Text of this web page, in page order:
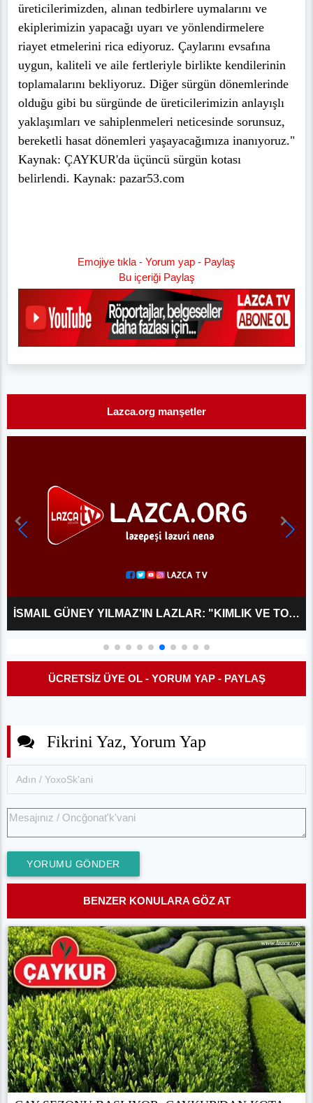
üreticilerimizden, alınan tedbirlere uymalarını ve
ekiplerimizin yapacağı uyarı ve yönlendirmelere
riayet etmelerini rica ediyoruz. Çaylarını evsafına
uygun, kaliteli ve aile fertleriyle birlikte kendilerinin
toplamalarını bekliyoruz. Diğer sürgün dönemlerinde
olduğu gibi bu sürgünde de üreticilerimizin anlayışlı
yaklaşımları ve sahiplenmeleri neticesinde sorunsuz,
bereketli hasat dönemleri yaşayacağımıza inanıyoruz."
Kaynak: ÇAYKUR'da üçüncü sürgün kotası
belirlendi. Kaynak: pazar53.com
Emojiye tıkla - Yorum yap - Paylaş
Bu içeriği Paylaş
Lazca.org manşetler
İSMAIL GÜNEY YILMAZ'IN LAZLAR: "KIMLIK VE TOPLUM" ADLI KITABINDAKI RAMAZAN KOSANOĞLU MADDESININ YANLIŞLIĞI ÜZERINE
ÜCRETSİZ ÜYE OL - YORUM YAP - PAYLAŞ
Fikrini Yaz, Yorum Yap
YORUMU GÖNDER
BENZER KONULARA GÖZ AT